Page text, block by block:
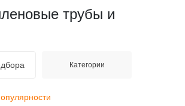
трубы и
Категории